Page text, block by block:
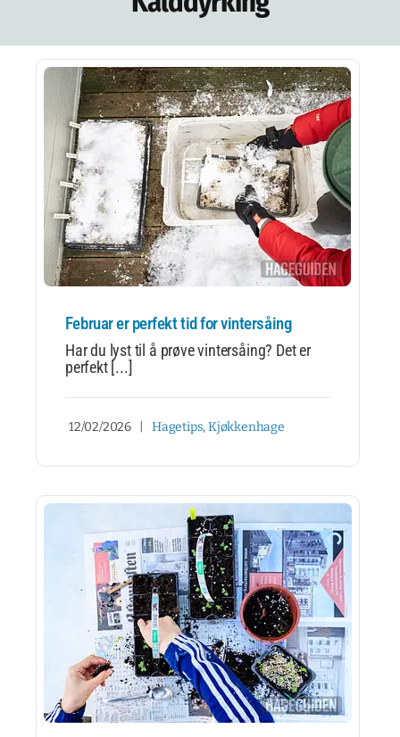
Februar er perfekt tid for vintersåing
Har du lyst til å prøve vintersåing? Det er
perfekt [...]
12/02/2026 Hagetips,Kjøkkenhage